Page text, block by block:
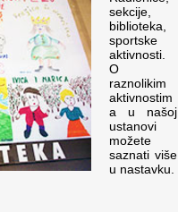
sekcije,
biblioteka,
sportske
aktivnosti.
O
raznolikim
aktivnostim
a u našoj
ustanovi
možete
saznati više
u nastavku.